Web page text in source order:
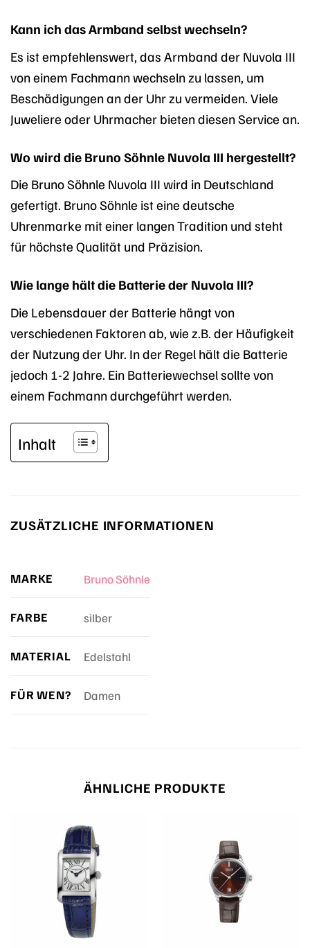
Kann ich das Armband selbst wechseln?
Es ist empfehlenswert, das Armband der Nuvola III
von einem Fachmann wechseln zu lassen, um
Beschädigungen an der Uhr zu vermeiden. Viele
Juweliere oder Uhrmacher bieten diesen Service an.
Wo wird die Bruno Söhnle Nuvola III hergestellt?
Die Bruno Söhnle Nuvola III wird in Deutschland
gefertigt. Bruno Söhnle ist eine deutsche
Uhrenmarke mit einer langen Tradition und steht
für höchste Qualität und Präzision.
Wie lange hält die Batterie der Nuvola III?
Die Lebensdauer der Batterie hängt von
verschiedenen Faktoren ab, wie z.B. der Häufigkeit
der Nutzung der Uhr. In der Regel hält die Batterie
jedoch 1-2 Jahre. Ein Batteriewechsel sollte von
einem Fachmann durchgeführt werden.
Inhalt
ZUSÄTZLICHE INFORMATIONEN
MARKE Bruno Söhnle
FARBE silber
MATERIAL Edelstahl
FÜR WEN? Damen
ÄHNLICHE PRODUKTE